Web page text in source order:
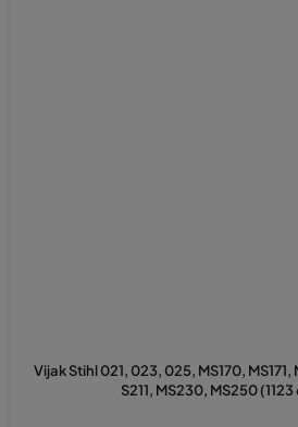
Vijak Stihl 021, 023, 025, MS170, MS171,
S211, MS230, MS250